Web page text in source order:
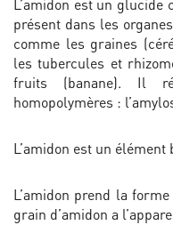
L’amidon est un glucide
présent dans les
comme les graines
les tubercules et
fruits (banane). Il
homopolymères :
L’amidon est un
L’amidon prend la
grain d’amidon a